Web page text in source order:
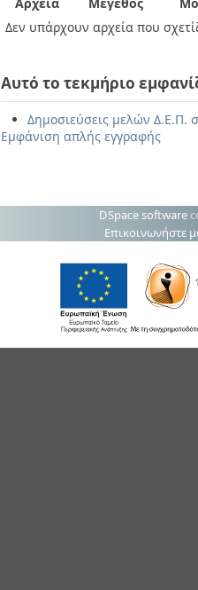
Δεν υπάρχουν αρχεία που
Αυτό το τεκμήριο
Δημοσιεύσεις μελών Δ.Ε.Π.
Εμφάνιση απλής εγγραφής
DSpace software
Επικοινωνήστε